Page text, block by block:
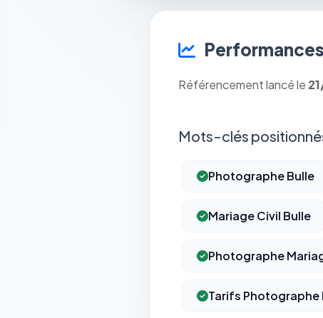
Référencement lancé le
Mots-clés
Photographe Bulle
Mariage Civil Bulle
Photographe
Tarifs Photographe